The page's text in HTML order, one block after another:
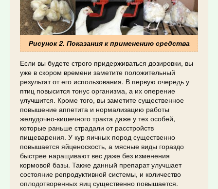
Рисунок 2. Показания к применению средства
Если вы будете строго придерживаться дозировки, вы
уже в скором времени заметите положительный
результат от его использования. В первую очередь у
птиц повысится тонус организма, а их оперение
улучшится. Кроме того, вы заметите существенное
повышение аппетита и нормализацию работы
желудочно-кишечного тракта даже у тех особей,
которые раньше страдали от расстройств
пищеварения. У кур яичных пород существенно
повышается яйценоскость, а мясные виды гораздо
быстрее наращивают вес даже без изменения
кормовой базы. Также данный препарат улучшает
состояние репродуктивной системы, и количество
оплодотворенных яиц существенно повышается.